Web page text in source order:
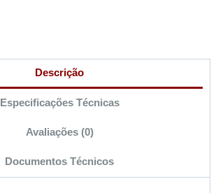
Descrição
Especificações Técnicas
Avaliações (0)
Documentos Técnicos